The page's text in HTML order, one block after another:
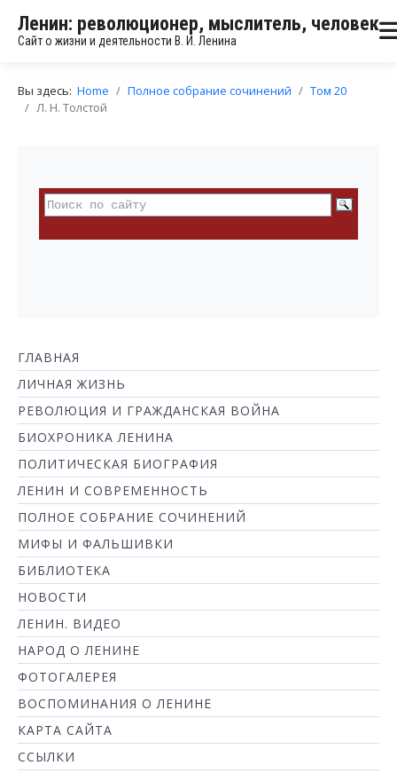
Ленин: революционер, мыслитель, человек
Сайт о жизни и деятельности В. И. Ленина
Вы здесь: Home Полное собрание сочинений
Том 20
Л. Н. Толстой
ГЛАВНАЯ
ЛИЧНАЯ ЖИЗНЬ
РЕВОЛЮЦИЯ И ГРАЖДАНСКАЯ ВОЙНА
БИОХРОНИКА ЛЕНИНА
ПОЛИТИЧЕСКАЯ БИОГРАФИЯ
ЛЕНИН И СОВРЕМЕННОСТЬ
ПОЛНОЕ СОБРАНИЕ СОЧИНЕНИЙ
МИФЫ И ФАЛЬШИВКИ
БИБЛИОТЕКА
НОВОСТИ
ЛЕНИН. ВИДЕО
НАРОД О ЛЕНИНЕ
ФОТОГАЛЕРЕЯ
ВОСПОМИНАНИЯ О ЛЕНИНЕ
КАРТА САЙТА
ССЫЛКИ